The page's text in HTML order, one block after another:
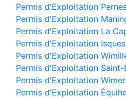
Permis d'Exploitation
Permis d'Exploitation
Permis d'Exploitation La
Permis d'Exploitation Isques
Permis d'Exploitation
Permis d'Exploitation
Permis d'Exploitation
Permis d'Exploitation